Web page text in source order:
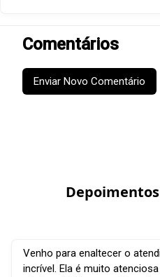
Comentários
Enviar Novo Comentário
Venho para enaltecer o
incrível. Ela é muito